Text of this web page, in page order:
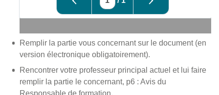
Remplir la partie vous concernant sur le document (en
version électronique obligatoirement).
Rencontrer votre professeur principal actuel et lui faire
remplir la partie le concernant, p6 : Avis du
Responsable de formation.